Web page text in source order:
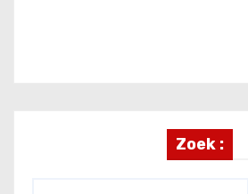
Zoek :